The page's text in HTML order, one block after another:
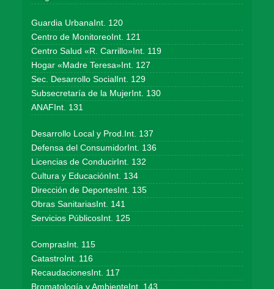
Guardia UrbanaInt. 120
Centro de MonitoreoInt. 121
Centro Salud «R. Carrillo»Int. 119
Hogar «Madre Teresa»Int. 127
Sec. Desarrollo SocialInt. 129
Subsecretaría de la MujerInt. 130
ANAFInt. 131
Desarrollo Local y Prod.Int. 137
Defensa del ConsumidorInt. 136
Licencias de ConducirInt. 132
Cultura y EducaciónInt. 134
Dirección de DeportesInt. 135
Obras SanitariasInt. 141
Servicios PúblicosInt. 125
ComprasInt. 115
CatastroInt. 116
RecaudacionesInt. 117
Bromatología y AmbienteInt. 143